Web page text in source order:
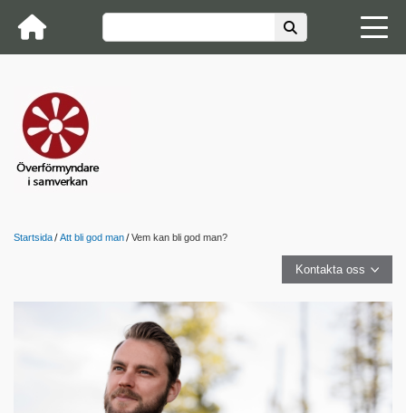
Startsida Att bli god man Vem kan bli god man?
Kontakta oss